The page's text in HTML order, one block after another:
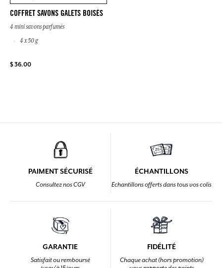
COFFRET SAVONS GALETS BOISÉS
4 mini savons parfumés
4 x 50 g
$ 36.00
PAIMENT SÉCURISÉ
Consultez nos CGV
ÉCHANTILLONS
Echantillons offerts dans tous vos colis
GARANTIE
Satisfait ou remboursé
FIDÉLITÉ
Chaque achat (hors promotion)